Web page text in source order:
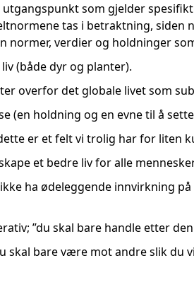
som gjelder
tas i betraktning,
normer, verdier og holdninger
(både dyr og planter).
overfor det globale livet som
(en holdning og en evne til å
er et felt vi trolig har for liten
et bedre liv for alle
ha ødeleggende innvirkning
”du skal bare handle etter
skal bare være mot andre slik du